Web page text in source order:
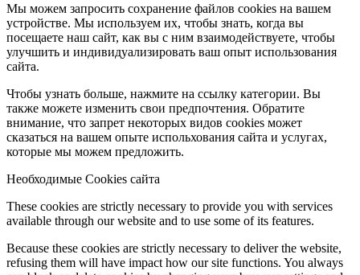
Мы можем запросить сохранение файлов cookies на вашем
устройстве. Мы используем их, чтобы знать, когда вы
посещаете наш сайт, как вы с ним взаимодействуете, чтобы
улучшить и индивидуализировать ваш опыт использования
сайта.
Чтобы узнать больше, нажмите на ссылку категории. Вы
также можете изменить свои предпочтения. Обратите
внимание, что запрет некоторых видов cookies может
сказаться на вашем опыте испольхования сайта и услугах,
которые мы можем предложить.
Необходимые Cookies сайта
These cookies are strictly necessary to provide you with services
available through our website and to use some of its features.
Because these cookies are strictly necessary to deliver the website,
refusing them will have impact how our site functions. You always